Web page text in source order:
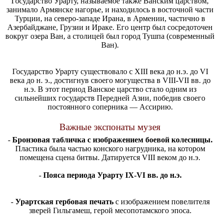
занимало Армянске нагорье, и находилось в восточной части
Турции, на северо-западе Ирана, в Армении, частично в
Азербайджане, Грузии и Ираке. Его центр был сосредоточен
вокруг озера Ван, а столицей был город Тушпа (современный
Ван).
Государство Урарту существовало с XIII века до н.э. до VI
века до н. э., достигнув своего могущества в VIII-VII вв. до
н.э. В этот период Ванское царство стало одним из
сильнейших государств Передней Азии, победив своего
постоянного соперника — Ассирию.
Важные экспонаты музея
- Бронзовая табличка с изображением боевой колесницы.
Пластика была частью конского нагрудника, на котором
помещена сцена битвы. Датируется VIII веком до н.э.
- Пояса периода Урарту IX-VI вв. до н.э.
- Урартская гербовая печатьс изображением повелителя
зверей Гильгамеш, герой месопотамского эпоса.